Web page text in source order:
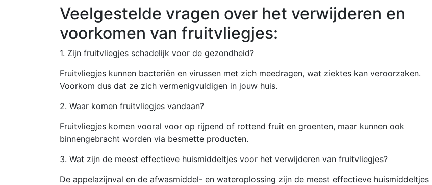
Veelgestelde vragen over het verwijderen en
voorkomen van fruitvliegjes:
1. Zijn fruitvliegjes schadelijk voor de gezondheid?
Fruitvliegjes kunnen bacteriën en virussen met zich meedragen, wat ziektes kan veroorzaken.
Voorkom dus dat ze zich vermenigvuldigen in jouw huis.
2. Waar komen fruitvliegjes vandaan?
Fruitvliegjes komen vooral voor op rijpend of rottend fruit en groenten, maar kunnen ook
binnengebracht worden via besmette producten.
3. Wat zijn de meest effectieve huismiddeltjes voor het verwijderen van fruitvliegjes?
De appelazijnval en de afwasmiddel- en wateroplossing zijn de meest effectieve huismiddeltjes